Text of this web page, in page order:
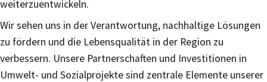
weiterzuentwickeln.
Wir sehen uns in der Verantwortung, nachhaltige Lösungen
zu fördern und die Lebensqualität in der Region zu
verbessern. Unsere Partnerschaften und Investitionen in
Umwelt- und Sozialprojekte sind zentrale Elemente unserer